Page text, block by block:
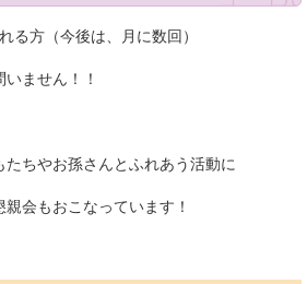
る方（今後は、月に数回）
ません！！
ちやお孫さんとふれあう活動に
会もおこなっています！